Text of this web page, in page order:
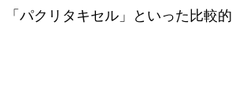
パクリタキセル」といった比較的